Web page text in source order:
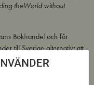
theWorld without
Bokhandel och får
till Sverige alternativt att